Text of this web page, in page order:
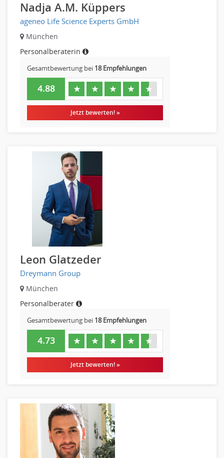
Nadja A.M. Küppers
ageneo Life Science Experts GmbH
München
Personalberaterin
Gesamtbewertung bei 18 Empfehlungen
4.88 ★ ★ ★ ★ ★
Jetzt bewerten! »
Leon Glatzeder
Dreymann Group
München
Personalberater
Gesamtbewertung bei 18 Empfehlungen
4.73 ★ ★ ★ ★ ★
Jetzt bewerten! »